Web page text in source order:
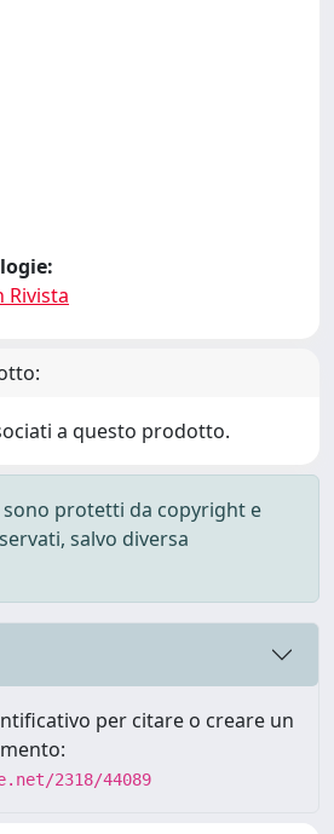
Rivista
a questo prodotto.
sono protetti da copyright e
salvo diversa
per citare o creare un
2318/44089